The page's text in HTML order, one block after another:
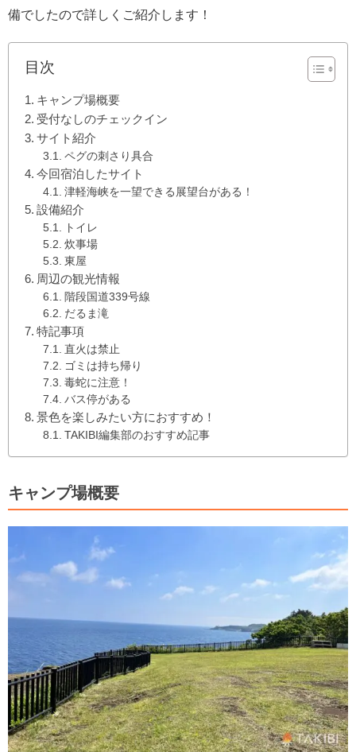
備でしたので詳しくご紹介します！
目次
キャンプ場概要
受付なしのチェックイン
サイト紹介
ペグの刺さり具合
今回宿泊したサイト
津軽海峡を一望できる展望台がある！
設備紹介
トイレ
炊事場
東屋
周辺の観光情報
階段国道339号線
だるま滝
特記事項
直火は禁止
ゴミは持ち帰り
毒蛇に注意！
バス停がある
景色を楽しみたい方におすすめ！
TAKIBI編集部のおすすめ記事
キャンプ場概要